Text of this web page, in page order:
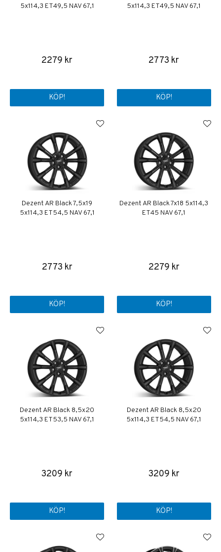
5x114,3 ET49,5 NAV 67,1
2279 kr
KÖP!
5x114,3 ET49,5 NAV 67,1
2773 kr
KÖP!
Dezent AR Black 7,5x19
5x114,3 ET54,5 NAV 67,1
2773 kr
KÖP!
Dezent AR Black 7x18 5x114,3
ET45 NAV 67,1
2279 kr
KÖP!
Dezent AR Black 8,5x20
5x114,3 ET53,5 NAV 67,1
3209 kr
KÖP!
Dezent AR Black 8,5x20
5x114,3 ET54,5 NAV 67,1
3209 kr
KÖP!